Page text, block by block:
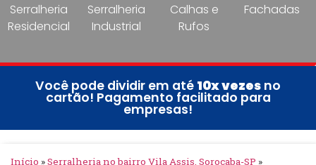
Serralheria
Residencial
Serralheria
Industrial
Calhas e
Rufos
Fachadas
Você pode dividir em até 10x vezes no
cartão! Pagamento facilitado para
empresas!
Início »Serralheria no bairro Vila Assis, Sorocaba-SP »